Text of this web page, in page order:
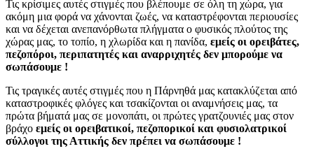
Τις κρίσιμες αυτές στιγμές που βλέπουμε σε όλη τη χώρα, για
ακόμη μια φορά να χάνονται ζωές, να καταστρέφονται περιουσίες
και να δέχεται ανεπανόρθωτα πλήγματα ο φυσικός πλούτος της
χώρας μας, το τοπίο, η χλωρίδα και η πανίδα, εμείς οι ορειβάτες,
πεζοπόροι, περιπατητές και αναρριχητές δεν μπορούμε να
σωπάσουμε !
Τις τραγικές αυτές στιγμές που η Πάρνηθά μας κατακλύζεται από
καταστροφικές φλόγες και τσακίζονται οι αναμνήσεις μας, τα
πρώτα βήματά μας σε μονοπάτι, οι πρώτες γρατζουνιές μας στον
βράχο εμείς οι ορειβατικοί, πεζοπορικοί και φυσιολατρικοί
σύλλογοι της Αττικής δεν πρέπει να σωπάσουμε !